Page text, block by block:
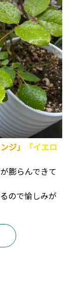
ジ」
「イエロ
膨らんできて
ので愉しみが